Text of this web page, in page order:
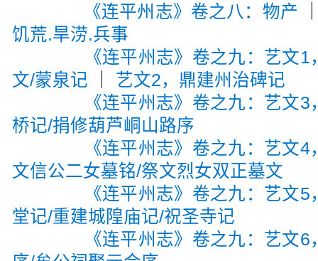
《连平州志》卷之八：物产
饥荒.旱涝.兵事
《连平州志》卷之九：艺文
文/蒙泉记
艺文2，鼎建州治碑记
《连平州志》卷之九：艺文
桥记/捐修葫芦峒山路序
《连平州志》卷之九：艺文
文信公二女墓铭/祭文烈女双正墓文
《连平州志》卷之九：艺文
堂记/重建城隍庙记/祝圣寺记
《连平州志》卷之九：艺文